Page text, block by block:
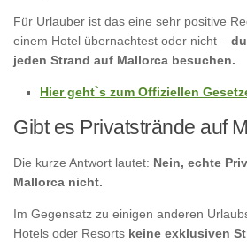
Für Urlauber ist das eine sehr positive
einem Hotel übernachtest oder nicht –
jeden Strand auf Mallorca besuchen.
Hier geht`s zum Offiziellen
Gibt es Privatstrände auf
Die kurze Antwort lautet: Nein, echte
Mallorca nicht.
Im Gegensatz zu einigen anderen
Hotels oder Resorts keine exklusiven